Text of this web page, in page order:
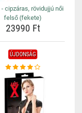
- cipzáras, rövidujjú női
felső (fekete)
23990 Ft
ÚJDONSÁG